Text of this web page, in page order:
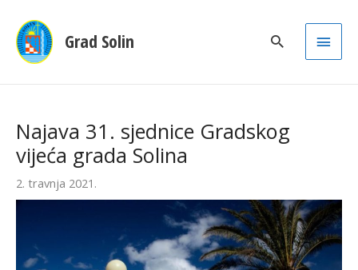
Grad Solin
Main
Najava 31. sjednice Gradskog
vijeća grada Solina
2. travnja 2021.